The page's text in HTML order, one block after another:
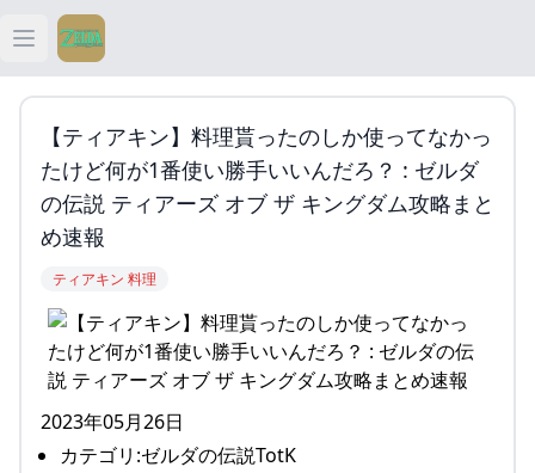
Open main menu
ティアキン
ティアキン 祠
ティアキン 武器
【ティアキン】料理貰ったのしか使ってなかっ
たけど何が1番使い勝手いいんだろ？ : ゼルダ
の伝説 ティアーズ オブ ザ キングダム攻略まと
め速報
ティアキン 料理
2023年05月26日
カテゴリ:ゼルダの伝説TotK